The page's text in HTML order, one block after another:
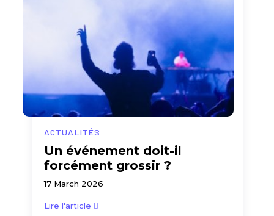
ACTUALITÉS
Un événement doit-il
forcément grossir ?
17 March 2026
Lire l'article